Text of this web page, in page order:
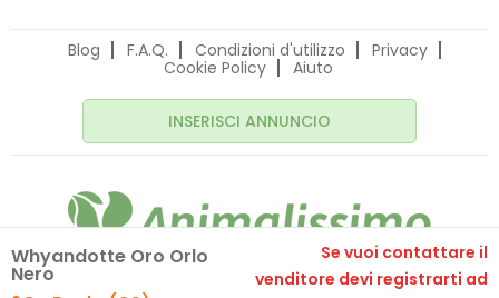
Whyandotte Oro Orlo
Nero
Se vuoi contattare il
venditore devi registrarti ad
Blog F.A.Q. Condizioni d'utilizzo
Privacy
Cookie Policy
Aiuto
INSERISCI ANNUNCIO
© 2020 Animalissimo.it - P.IVA 04582550275